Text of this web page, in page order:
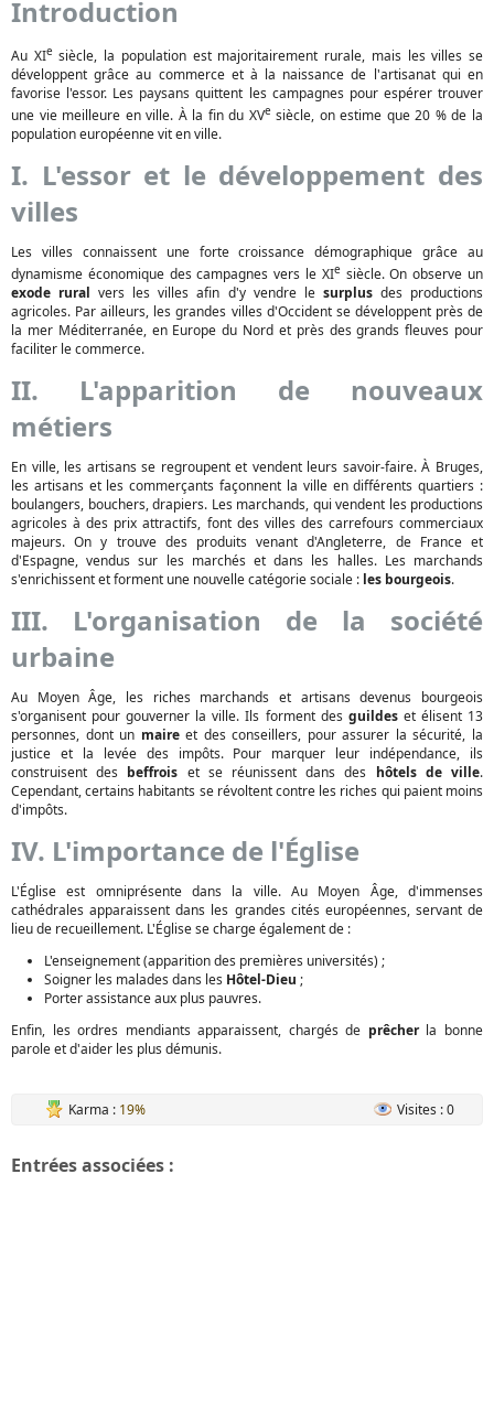
Introduction
Au XIe siècle, la population est majoritairement rurale, mais les villes se
développent grâce au commerce et à la naissance de l'artisanat qui en
favorise l'essor. Les paysans quittent les campagnes pour espérer trouver
une vie meilleure en ville. À la fin du XVe siècle, on estime que 20 % de la
population européenne vit en ville.
I. L'essor et le développement des
villes
Les villes connaissent une forte croissance démographique grâce au
dynamisme économique des campagnes vers le XIe siècle. On observe un
exode rural vers les villes afin d'y vendre le surplusdes productions
agricoles. Par ailleurs, les grandes villes d'Occident se développent près de
la mer Méditerranée, en Europe du Nord et près des grands fleuves pour
faciliter le commerce.
II. L'apparition de nouveaux
métiers
En ville, les artisans se regroupent et vendent leurs savoir-faire. À Bruges,
les artisans et les commerçants façonnent la ville en différents quartiers :
boulangers, bouchers, drapiers. Les marchands, qui vendent les productions
agricoles à des prix attractifs, font des villes des carrefours commerciaux
majeurs. On y trouve des produits venant d'Angleterre, de France et
d'Espagne, vendus sur les marchés et dans les halles. Les marchands
s'enrichissent et forment une nouvelle catégorie sociale : les bourgeois.
III. L'organisation de la société
urbaine
Au Moyen Âge, les riches marchands et artisans devenus bourgeois
s'organisent pour gouverner la ville. Ils forment des guildeset élisent 13
personnes, dont un maireet des conseillers, pour assurer la sécurité, la
justice et la levée des impôts. Pour marquer leur indépendance, ils
construisent des beffrois et se réunissent dans des hôtels de ville.
Cependant, certains habitants se révoltent contre les riches qui paient moins
d'impôts.
IV. L'importance de l'Église
L'Église est omniprésente dans la ville. Au Moyen Âge, d'immenses
cathédrales apparaissent dans les grandes cités européennes, servant de
lieu de recueillement. L'Église se charge également de :
L'enseignement (apparition des premières universités) ;
Soigner les malades dans les Hôtel-Dieu ;
Porter assistance aux plus pauvres.
Enfin, les ordres mendiants apparaissent, chargés de prêcherla bonne
parole et d'aider les plus démunis.
Karma : 19% Visites : 0
Entrées associées :